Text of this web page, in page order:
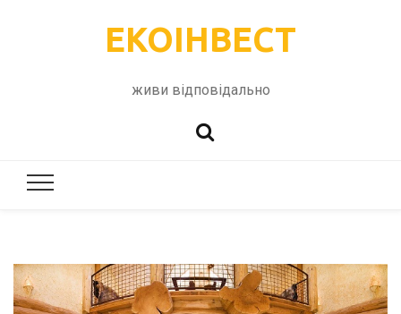
ЕКОІНВЕСТ
живи відповідально